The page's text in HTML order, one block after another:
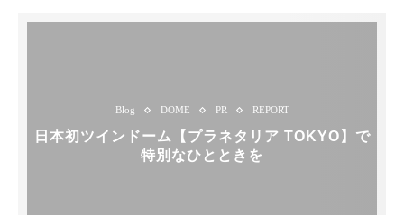
Blog DOME PR REPORT
日本初ツインドーム【プラネタリア TOKYO】で
特別なひとときを